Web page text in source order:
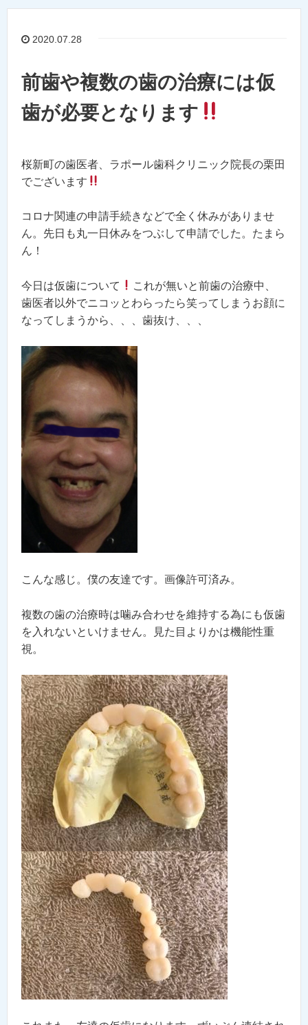
2020.07.28
前歯や複数の歯の治療には仮
歯が必要となります
桜新町の歯医者、ラポール歯科クリニック院長の栗田
でございます
コロナ関連の申請手続きなどで全く休みがありませ
ん。先日も丸一日休みをつぶして申請でした。たまら
ん！
今日は仮歯について
これが無いと前歯の治療中、
歯医者以外でニコッとわらったら笑ってしまうお顔に
なってしまうから、、、歯抜け、、、
こんな感じ。僕の友達です。画像許可済み。
複数の歯の治療時は噛み合わせを維持する為にも仮歯
を入れないといけません。見た目よりかは機能性重
視。